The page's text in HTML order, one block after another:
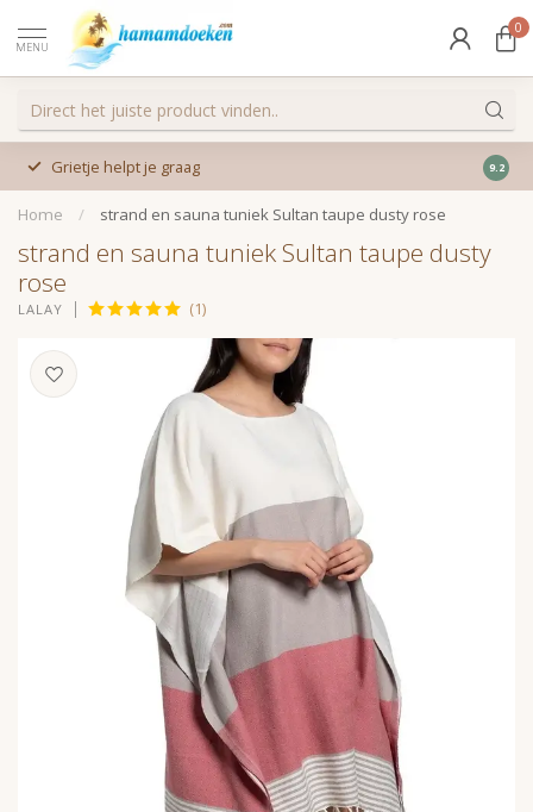
MENU
0
Grietje helpt je graag 9.2
Home / strand en sauna tuniek Sultan taupe dusty rose
strand en sauna tuniek Sultan taupe dusty
rose
LALAY (1)